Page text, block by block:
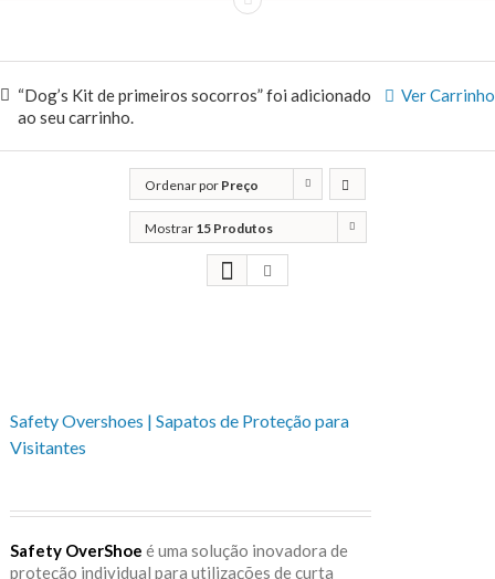
Ver Carrinho
“Dog’s Kit de primeiros socorros” foi adicionado
ao seu carrinho.
Ordenar por Preço
Mostrar 15 Produtos
Safety Overshoes | Sapatos de Proteção para
Visitantes
Safety OverShoe é uma solução inovadora de
proteção individual para utilizações de curta